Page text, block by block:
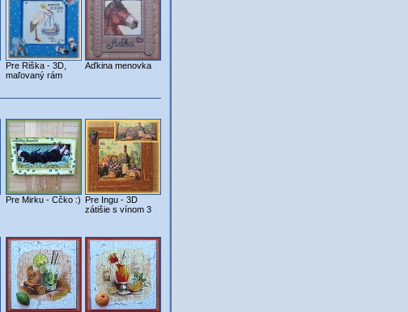
Pre Riška - 3D,
maľovaný rám
Aďkina menovka
Pre Mirku - Cčko :) Pre Ingu - 3D
zátišie s vínom 3